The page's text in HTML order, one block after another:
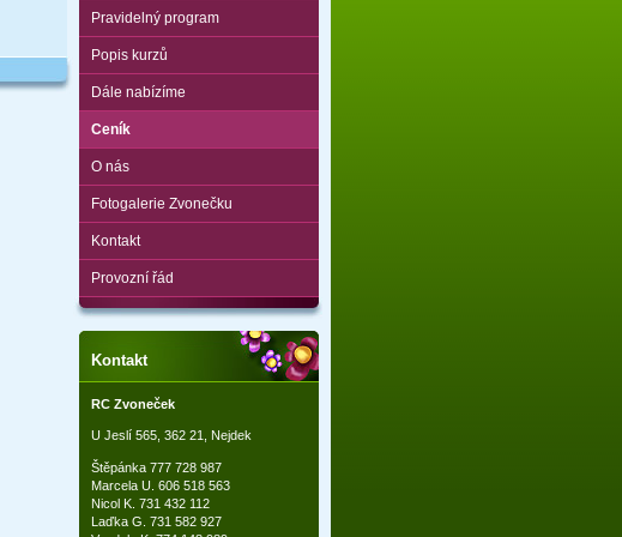
Pravidelný program
Popis kurzů
Dále nabízíme
Ceník
O nás
Fotogalerie Zvonečku
Kontakt
Provozní řád
Kontakt
RC Zvoneček
U Jeslí 565, 362 21, Nejdek
Štěpánka 777 728 987
Marcela U. 606 518 563
Nicol K. 731 432 112
Laďka G. 731 582 927